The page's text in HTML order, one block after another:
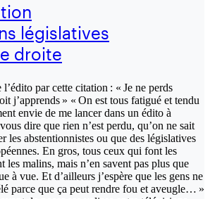
législatives
droite
par cette citation : « Je ne perds
j’apprends » « On est tous fatigué et tendu
envie de me lancer dans un édito à
dire que rien n’est perdu, qu’on ne sait
les abstentionnistes ou que des législatives
En gros, tous ceux qui font les
les malins, mais n’en savent pas plus que
à vue. Et d’ailleurs j’espère que les gens ne
parce que ça peut rendre fou et aveugle… »